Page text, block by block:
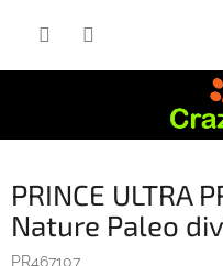
PRINCE ULTRA
Nature Paleo
PR467107